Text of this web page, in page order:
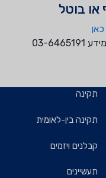
או בוטל
תקינה
תקינה בין-לאומית
קבלנים ויזמים
תעשיינים